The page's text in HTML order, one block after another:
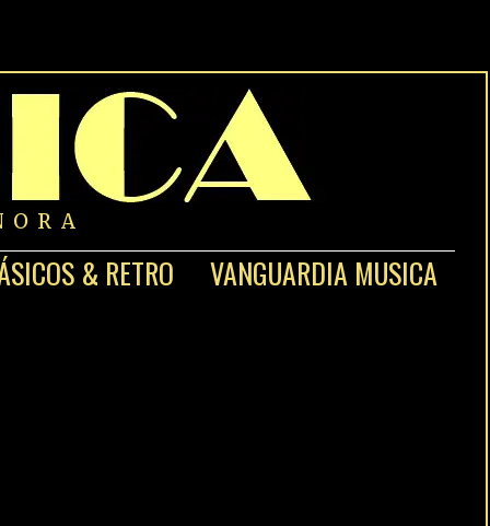
& RETRO VANGUARDIA MUSICA